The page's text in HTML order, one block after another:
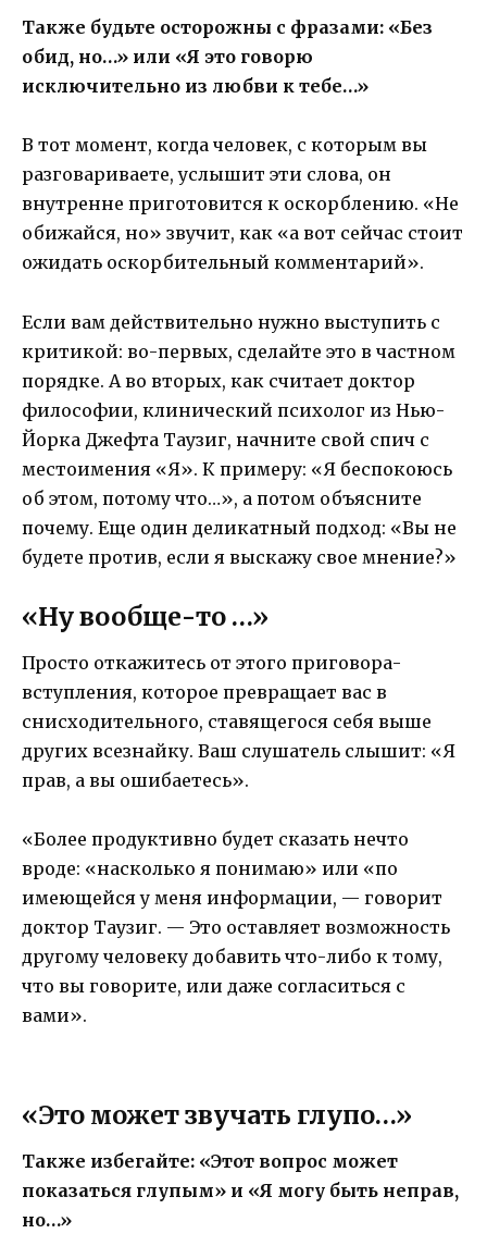
Также будьте осторожны с фразами: «Без
обид, но…» или «Я это говорю
исключительно из любви к тебе…»
В тот момент, когда человек, с которым вы
разговариваете, услышит эти слова, он
внутренне приготовится к оскорблению. «Не
обижайся, но» звучит, как «а вот сейчас стоит
ожидать оскорбительный комментарий».
Если вам действительно нужно выступить с
критикой: во-первых, сделайте это в частном
порядке. А во вторых, как считает доктор
философии, клинический психолог из Нью-
Йорка Джефта Таузиг, начните свой спич с
местоимения «Я». К примеру: «Я беспокоюсь
об этом, потому что…», а потом объясните
почему. Еще один деликатный подход: «Вы не
будете против, если я выскажу свое мнение?»
«Ну вообще-то …»
Просто откажитесь от этого приговора-
вступления, которое превращает вас в
снисходительного, ставящегося себя выше
других всезнайку. Ваш слушатель слышит: «Я
прав, а вы ошибаетесь».
«Более продуктивно будет сказать нечто
вроде: «насколько я понимаю» или «по
имеющейся у меня информации, — говорит
доктор Таузиг. — Это оставляет возможность
другому человеку добавить что-либо к тому,
что вы говорите, или даже согласиться с
вами».
«Это может звучать глупо…»
Также избегайте: «Этот вопрос может
показаться глупым» и «Я могу быть неправ,
но…»